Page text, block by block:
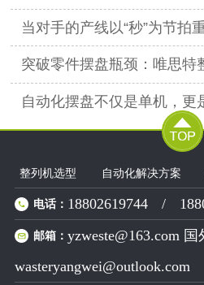
当对手的产线以“秒”为节拍重组生产，您的手工摆盘环节
突破零件摆盘瓶颈：唯思特整列机
自动化摆盘不仅是单机，更是串联起整条
整列机选型 自动化解决方案
电话： 18802619744 /
邮箱：yzweste@163.com 国
wasteryangwei@outlook.com